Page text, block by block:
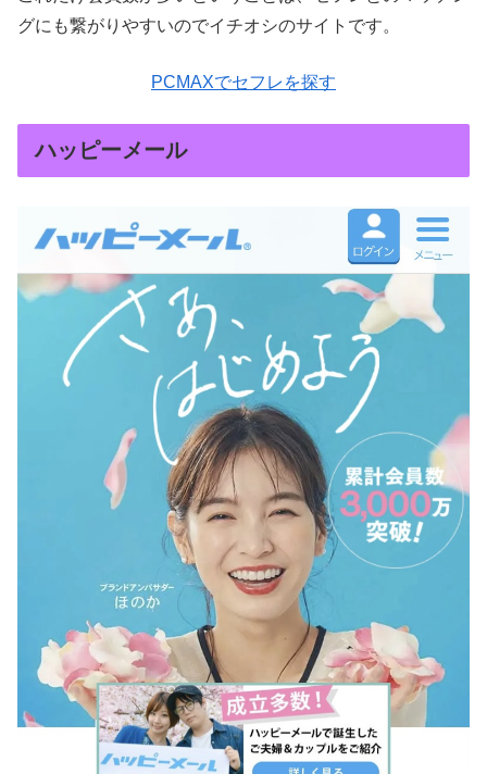
グにも繋がりやすいのでイチオシのサイトです。
PCMAXでセフレを探す
ハッピーメール